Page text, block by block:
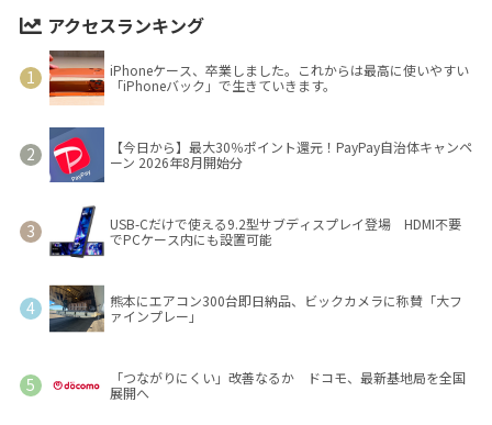
アクセスランキング
iPhoneケース、卒業しました。これからは最高に使いやすい
「iPhoneバック」で生きていきます。
【今日から】最大30％ポイント還元！PayPay自治体キャンペ
ーン 2026年8月開始分
USB-Cだけで使える9.2型サブディスプレイ登場 HDMI不要
でPCケース内にも設置可能
熊本にエアコン300台即日納品、ビックカメラに称賛「大フ
ァインプレー」
「つながりにくい」改善なるか ドコモ、最新基地局を全国
展開へ